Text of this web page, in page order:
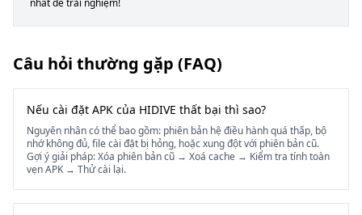
nhất để trải nghiệm!
Câu hỏi thường gặp (FAQ)
Nếu cài đặt APK của HIDIVE thất bại thì sao?
Nguyên nhân có thể bao gồm: phiên bản hệ điều hành quá thấp, bộ
nhớ không đủ, file cài đặt bị hỏng, hoặc xung đột với phiên bản cũ.
Gợi ý giải pháp: Xóa phiên bản cũ → Xoá cache → Kiểm tra tính toàn
vẹn APK → Thử cài lại.